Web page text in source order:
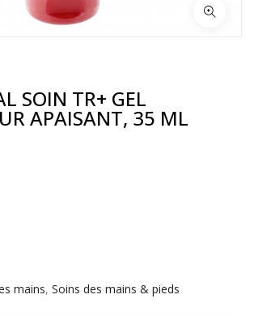
SOIN TR+ GEL
APAISANT, 35 ML
mains, Soins des mains & pieds